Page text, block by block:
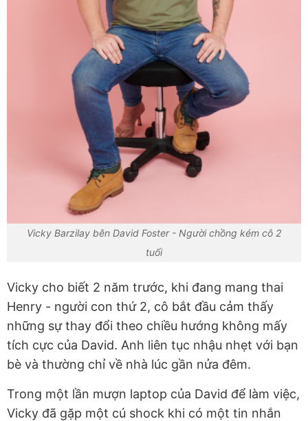
Vicky Barzilay bên David Foster - Người chồng kém cô 2
tuổi
Vicky cho biết 2 năm trước, khi đang mang thai
Henry - người con thứ 2, cô bắt đầu cảm thấy
những sự thay đổi theo chiều hướng không mấy
tích cực của David. Anh liên tục nhậu nhẹt với bạn
bè và thường chỉ về nhà lúc gần nửa đêm.
Trong một lần mượn laptop của David để làm việc,
Vicky đã gặp một cú shock khi có một tin nhắn